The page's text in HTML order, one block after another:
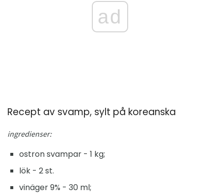
ad
Recept av svamp, sylt på koreanska
ingredienser:
ostron svampar - 1 kg;
lök - 2 st.
vinäger 9% - 30 ml;